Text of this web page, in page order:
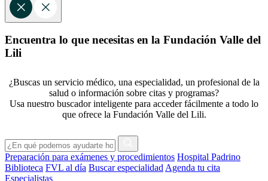
Encuentra lo que necesitas en la Fundación Valle del
Lili
¿Buscas un servicio médico, una especialidad, un profesional de la
salud o información sobre citas y programas?
Usa nuestro buscador inteligente para acceder fácilmente a todo lo
que ofrece la Fundación Valle del Lili.
Preparación para exámenes y procedimientos Hospital Padrino
Biblioteca FVL al día Buscar especialidad Agenda tu cita
Especialistas